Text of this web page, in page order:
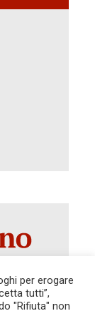
per erogare
tutti”,
"Rifiuta" non